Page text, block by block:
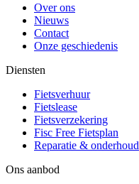
Over ons
Nieuws
Contact
Onze geschiedenis
Diensten
Fietsverhuur
Fietslease
Fietsverzekering
Fisc Free Fietsplan
Reparatie & onderhoud
Ons aanbod